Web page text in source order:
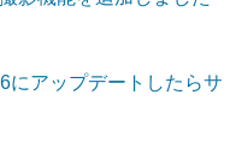
にアップデートしたらサ